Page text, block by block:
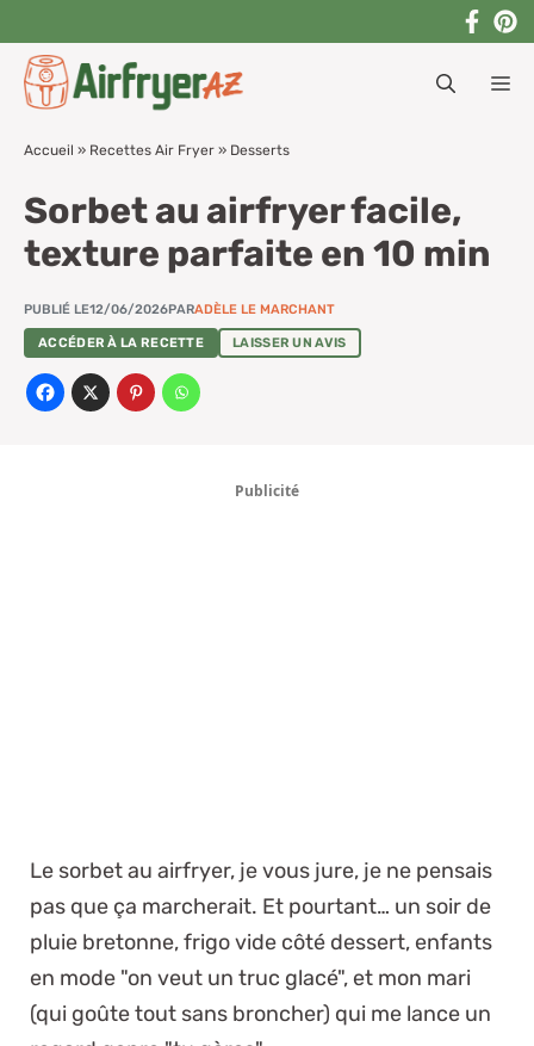
contenu
Accueil » Recettes Air Fryer » Desserts
Sorbet au airfryer facile,
texture parfaite en 10 min
PUBLIÉ LE12/06/2026PARADÈLE LE MARCHANT
ACCÉDER À LA RECETTE LAISSER UN AVIS
Publicité
Le sorbet au airfryer, je vous jure, je ne pensais
pas que ça marcherait. Et pourtant… un soir de
pluie bretonne, frigo vide côté dessert, enfants
en mode "on veut un truc glacé", et mon mari
(qui goûte tout sans broncher) qui me lance un